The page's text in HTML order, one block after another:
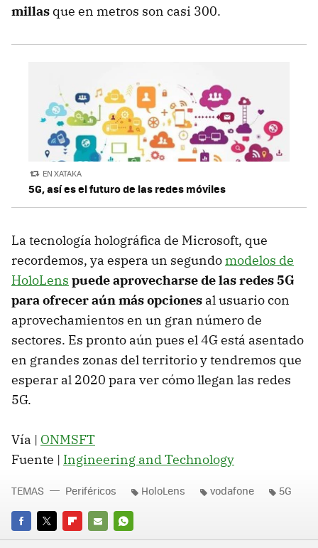
millas que en metros son casi 300.
EN XATAKA
5G, así es el futuro de las redes móviles
La tecnología holográfica de Microsoft, que
recordemos, ya espera un segundo modelos de
HoloLens puede aprovecharse de las redes 5G
para ofrecer aún más opciones al usuario con
aprovechamientos en un gran número de
sectores. Es pronto aún pues el 4G está asentado
en grandes zonas del territorio y tendremos que
esperar al 2020 para ver cómo llegan las redes
5G.
Vía | ONMSFT
Fuente | Ingineering and Technology
FACEBOOK
TWITTERFLIPBOARD
E-
WHATSAPP
TEMAS Periféricos HoloLens vodafone 5G